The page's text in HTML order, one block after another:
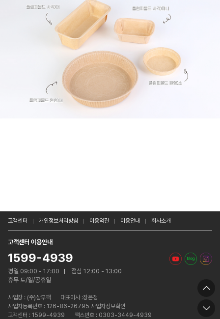
고객센터 개인정보처리방침 이용약관 이용안내 회사소개
고객센터 이용안내
1599-4939
평일 09:00 - 17:00
점심 12:00 - 13:00
휴무 토/일/공휴일
사업장 : (주)삼부팩
대표이사 :장은정
사업자등록번호 : 126-86-26795 사업자정보확인
고객센터 : 1599-4939
팩스번호 : 0303-3449-4939